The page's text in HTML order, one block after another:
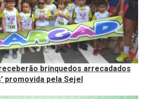
brinquedos arrecadados
promovida pela Sejel